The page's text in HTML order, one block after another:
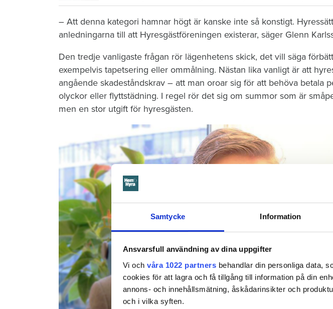
Samtycke Information
Ansvarsfull användning av dina uppgifter
Vi och våra 1022 partners behandlar din personliga data,
cookies för att lagra och få tillgång till information på din
annons- och innehållsmätning, åskådarinsikter och
och i vilka syften.
– Att denna kategori hamnar högt är kanske inte så konstigt.
anledningarna till att Hyresgästföreningen existerar, säger Glenn
Den tredje vanligaste frågan rör lägenhetens skick, det vill säga
exempelvis tapetsering eller ommålning. Nästan lika vanligt är att
angående skadeståndskrav – att man oroar sig för att behöva betala
olyckor eller flyttstädning. I regel rör det sig om summor som är
men en stor utgift för hyresgästen.